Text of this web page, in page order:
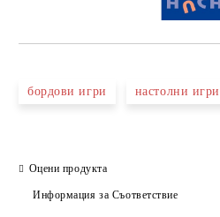
бордови игри настолни игри
Оцени продукта
Информация за Съответствие